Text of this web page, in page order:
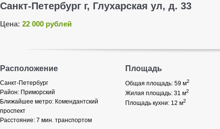
Санкт-Петербург г, Глухарская ул, д. 33
Цена: 22 000 рублей
Расположение
Санкт-Петербург
Район: Приморский
Ближайшее метро: Комендантский
проспект
Расстояние: 7 мин. транспортом
Площадь
Общая площадь: 59 м2
Жилая площадь: 31 м2
Площадь кухни: 12 м2